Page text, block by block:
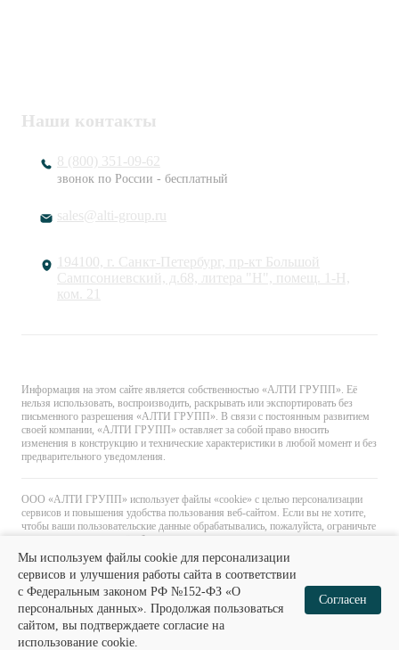
Наши контакты
8 (800) 351-09-62
звонок по России - бесплатный
sales@alti-group.ru
194100, г. Санкт-Петербург, пр-кт Большой
Сампсониевский, д.68, литера "Н", помещ. 1-Н,
ком. 21
Информация на этом сайте является собственностью «АЛТИ ГРУПП». Её
нельзя использовать, воспроизводить, раскрывать или экспортировать без
письменного разрешения «АЛТИ ГРУПП». В связи с постоянным развитием
своей компании, «АЛТИ ГРУПП» оставляет за собой право вносить
изменения в конструкцию и технические характеристики в любой момент и без
предварительного уведомления.
ООО «АЛТИ ГРУПП» использует файлы «cookie» с целью персонализации
сервисов и повышения удобства пользования веб-сайтом. Если вы не хотите,
чтобы ваши пользовательские данные обрабатывались, пожалуйста, ограничьте
их использование в своём браузере.
Мы используем файлы cookie для персонализации
сервисов и улучшения работы сайта в соответствии
с Федеральным законом РФ №152-ФЗ «О
персональных данных». Продолжая пользоваться
сайтом, вы подтверждаете согласие на
использование cookie.
Согласен
Главная Каталог